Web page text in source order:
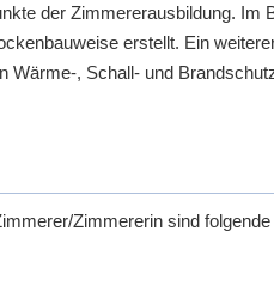
der Zimmererausbildung. Im
erstellt. Ein
Wärme-, Schall- und
Zimmererin sind